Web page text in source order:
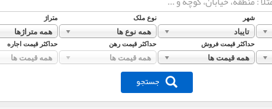
شهر نوع ملک متراژ
تایباد همه نوع ها همه متراژها
حداکثر قیمت فروش حداکثر قیمت رهن حداکثر قیمت اجاره
همه قیمت ها همه قیمت ها همه قیمت ها
جستجو